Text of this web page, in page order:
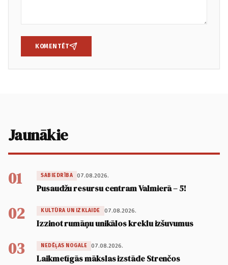
KOMENTĒT
Jaunākie
01 SABIEDRĪBA 07.08.2026.
Pusaudžu resursu centram Valmierā – 5!
02 KULTŪRA UN IZKLAIDE 07.08.2026.
Izzinot rumāņu unikālos kreklu izšuvumus
03 NEDĒĻAS NOGALE 07.08.2026.
Laikmetīgās mākslas izstāde Strenčos